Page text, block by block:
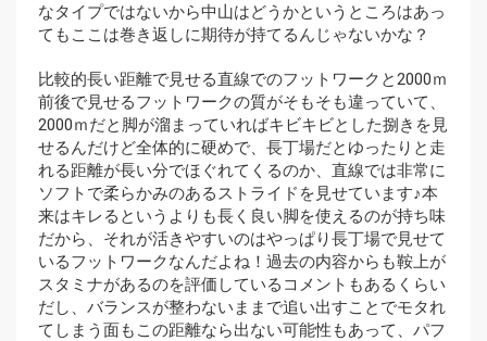
なタイプではないから中山はどうかというところはあっ
てもここは巻き返しに期待が持てるんじゃないかな？
比較的長い距離で見せる直線でのフットワークと2000ｍ
前後で見せるフットワークの質がそもそも違っていて、
2000ｍだと脚が溜まっていればキビキビとした捌きを見
せるんだけど全体的に硬めで、長丁場だとゆったりと走
れる距離が長い分でほぐれてくるのか、直線では非常に
ソフトで柔らかみのあるストライドを見せています♪本
来はキレるというよりも長く良い脚を使えるのが持ち味
だから、それが活きやすいのはやっぱり長丁場で見せて
いるフットワークなんだよね！過去の内容からも鞍上が
スタミナがあるのを評価しているコメントもあるくらい
だし、バランスが整わないままで追い出すことでモタれ
てしまう面もこの距離なら出ない可能性もあって、パフ